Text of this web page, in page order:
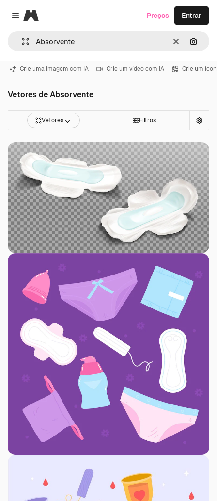
Close menu
Magnific
Limpar
Preços Entrar
Crie uma imagem com IA Crie um vídeo com IA Crie um
Vetores de Absorvente
Vetores Filtros